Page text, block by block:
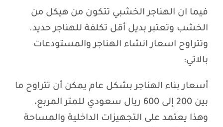
فيما ان الهناجر الخشبي تتكون من هيكل من
الخشب وتعتبر بديل أقل تكلفة للهناجر حديد.
وتتراوح اسعار انشاء الهناجر والمستودعات
بالاتي:
أسعار بناء الهناجر بشكل عام يمكن أن تتراوح ما
بين 200 إلى 600 ريال سعودي للمتر المربع،
وهذا يعتمد على التجهيزات الداخلية والمساحة